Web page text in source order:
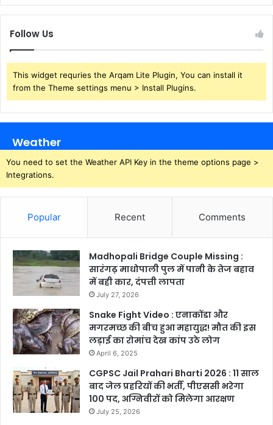
Follow Us
This widget requries the Arqam Lite Plugin, You can install it
from the Theme settings menu > Install Plugins.
Weather
You need to set the Weather API Key in the theme options page >
Integrations.
Popular Recent Comments
Madhopali Bridge Couple Missing :
सारंगढ़ माधोपाली पुल में पानी के तेज बहाव
में बही कार, दंपत्ती लापता
July 27, 2026
Snake Fight Video : एनाकोंडा और
मगरमच्छ की बीच हुआ महायुद्ध! मौत की इस
लड़ाई का रोमांच देख कांप उठे लोग
April 6, 2025
CGPSC Jail Prahari Bharti 2026 : 11 साल
बाद जेल प्रहरियों की भर्ती, पीएससी भरेगा
100 पद, अग्निवीरों को मिलेगा आरक्षण
July 25, 2026